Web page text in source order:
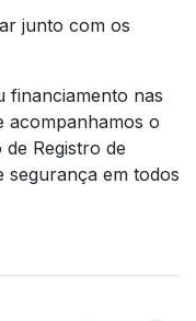
junto com os
financiamento nas
acompanhamos o
Registro de
segurança em todos